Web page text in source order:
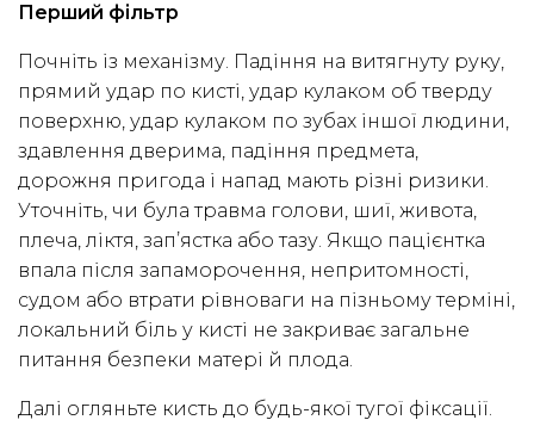
Перший фільтр
Почніть із механізму. Падіння на витягнуту руку,
прямий удар по кисті, удар кулаком об тверду
поверхню, удар кулаком по зубах іншої людини,
здавлення дверима, падіння предмета,
дорожня пригода і напад мають різні ризики.
Уточніть, чи була травма голови, шиї, живота,
плеча, ліктя, зап’ястка або тазу. Якщо пацієнтка
впала після запаморочення, непритомності,
судом або втрати рівноваги на пізньому терміні,
локальний біль у кисті не закриває загальне
питання безпеки матері й плода.
Далі огляньте кисть до будь-якої тугої фіксації.